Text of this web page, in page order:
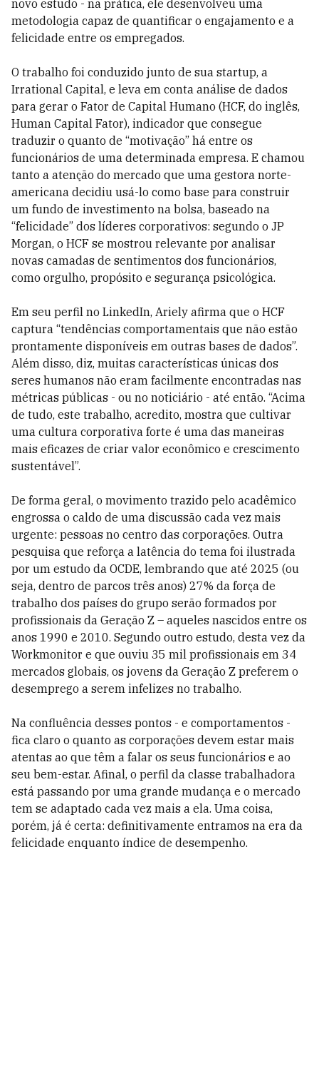
novo estudo - na prática, ele desenvolveu uma
metodologia capaz de quantificar o engajamento e a
felicidade entre os empregados.
O trabalho foi conduzido junto de sua startup, a
Irrational Capital, e leva em conta análise de dados
para gerar o Fator de Capital Humano (HCF, do inglês,
Human Capital Fator), indicador que consegue
traduzir o quanto de “motivação” há entre os
funcionários de uma determinada empresa. E chamou
tanto a atenção do mercado que uma gestora norte-
americana decidiu usá-lo como base para construir
um fundo de investimento na bolsa, baseado na
“felicidade” dos líderes corporativos: segundo o JP
Morgan, o HCF se mostrou relevante por analisar
novas camadas de sentimentos dos funcionários,
como orgulho, propósito e segurança psicológica.
Em seu perfil no LinkedIn, Ariely afirma que o HCF
captura “tendências comportamentais que não estão
prontamente disponíveis em outras bases de dados”.
Além disso, diz, muitas características únicas dos
seres humanos não eram facilmente encontradas nas
métricas públicas - ou no noticiário - até então. “Acima
de tudo, este trabalho, acredito, mostra que cultivar
uma cultura corporativa forte é uma das maneiras
mais eficazes de criar valor econômico e crescimento
sustentável”.
De forma geral, o movimento trazido pelo acadêmico
engrossa o caldo de uma discussão cada vez mais
urgente: pessoas no centro das corporações. Outra
pesquisa que reforça a latência do tema foi ilustrada
por um estudo da OCDE, lembrando que até 2025 (ou
seja, dentro de parcos três anos) 27% da força de
trabalho dos países do grupo serão formados por
profissionais da Geração Z – aqueles nascidos entre os
anos 1990 e 2010. Segundo outro estudo, desta vez da
Workmonitor e que ouviu 35 mil profissionais em 34
mercados globais, os jovens da Geração Z preferem o
desemprego a serem infelizes no trabalho.
Na confluência desses pontos - e comportamentos -
fica claro o quanto as corporações devem estar mais
atentas ao que têm a falar os seus funcionários e ao
seu bem-estar. Afinal, o perfil da classe trabalhadora
está passando por uma grande mudança e o mercado
tem se adaptado cada vez mais a ela. Uma coisa,
porém, já é certa: definitivamente entramos na era da
felicidade enquanto índice de desempenho.